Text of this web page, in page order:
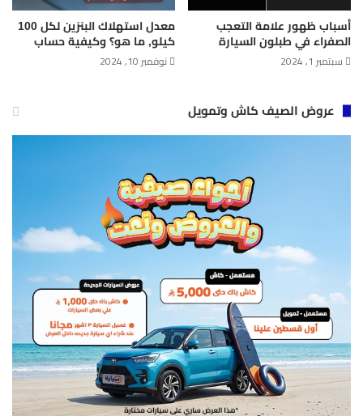
أسباب ظهور علامة التعجب
الصفراء في طبلون السيارة
سبتمبر 1, 2024
معدل استهلاك البنزين لكل 100
كيلو​, ما هو؟ وكيفية حساب
نوفمبر 10, 2024
عروض الصيف كاش وتمويل